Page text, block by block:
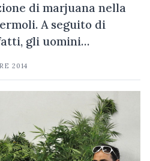
di marjuana nella
A seguito di
gli uomini…
2014